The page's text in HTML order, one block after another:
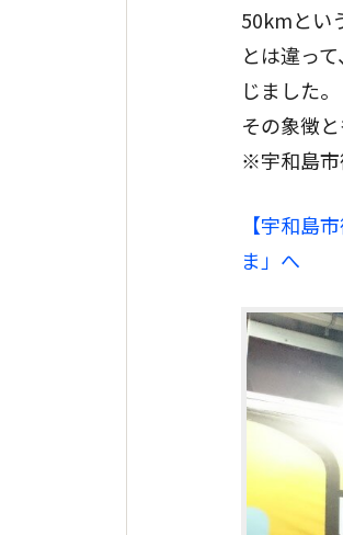
50kmとい
とは違っ
じました。
その象徴
※宇和島市
【宇和島
ま」へ